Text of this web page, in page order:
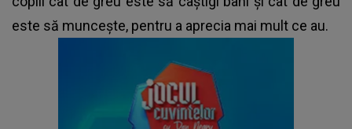
este să muncește, pentru a aprecia mai mult ce au.